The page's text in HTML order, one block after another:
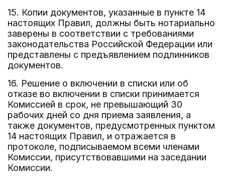
15. Копии документов, указанные в пункте 14
настоящих Правил, должны быть нотариально
заверены в соответствии с требованиями
законодательства Российской Федерации или
представлены с предъявлением подлинников
документов.
16. Решение о включении в списки или об
отказе во включении в списки принимается
Комиссией в срок, не превышающий 30
рабочих дней со дня приема заявления, а
также документов, предусмотренных пунктом
14 настоящих Правил, и отражается в
протоколе, подписываемом всеми членами
Комиссии, присутствовавшими на заседании
Комиссии.